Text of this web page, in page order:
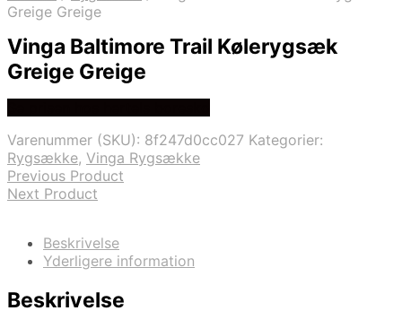
Greige Greige
Vinga Baltimore Trail Kølerygsæk
Greige Greige
Varenummer (SKU): 8f247d0cc027 Kategorier:
Rygsække, Vinga Rygsække
Previous Product
Next Product
Beskrivelse
Yderligere information
Beskrivelse